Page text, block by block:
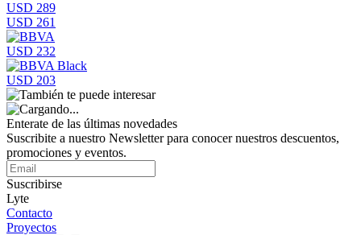
USD 289
USD 261
USD 232
USD 203
Enterate de las últimas novedades
Suscribite a nuestro Newsletter para conocer nuestros descuentos,
promociones y eventos.
Suscribirse
Lyte
Contacto
Proyectos